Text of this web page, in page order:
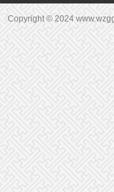
Copyright © 2024